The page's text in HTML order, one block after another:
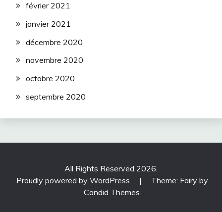
février 2021
janvier 2021
décembre 2020
novembre 2020
octobre 2020
septembre 2020
All Rights Reserved 2026.
Proudly powered by WordPress
|
Theme: Fairy by
Candid Themes.